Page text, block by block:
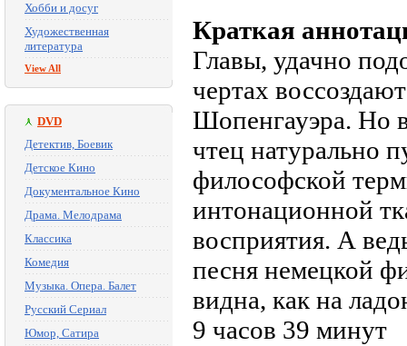
Хобби и досуг
Художественная
литература
View All
DVD
Детектив, Боевик
Детское Кино
Документальное Кино
Драма. Мелодрама
Классика
Комедия
Музыка. Опера. Балет
Русский Сериал
Юмор, Сатира
Краткая
Главы, удачно
чертах
Шопенгауэра. Но
чтец натурально
философской
интонационной
восприятия. А
песня немецкой
видна, как на
9 часов 39 минут